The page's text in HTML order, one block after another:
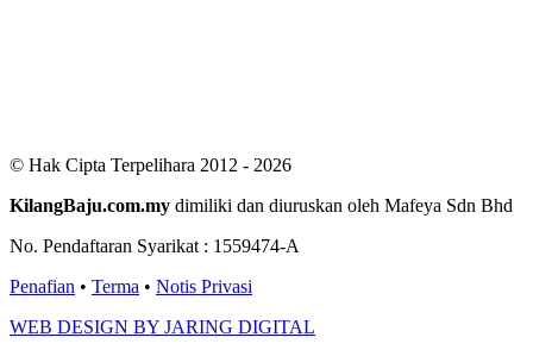
© Hak Cipta Terpelihara 2012 - 2026
KilangBaju.com.my dimiliki dan diuruskan oleh Mafeya Sdn Bhd
No. Pendaftaran Syarikat : 1559474-A
Penafian • Terma • Notis Privasi
WEB DESIGN BY JARING DIGITAL